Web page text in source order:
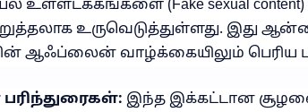
உள்ளடக்கங்களை (Fake sexual
உருவெடுத்துள்ளது. இது
ஆஃப்லைன் வாழ்க்கையிலும் பெரிய
இந்த இக்கட்டான